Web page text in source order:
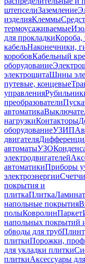
штепселиЗаземление
изделияКлеммы
термоусаживаемые
для прокладкиКороба,
кабельНаконечники,
коробовКабельный
оборудование
электрощитаШины
путевые, концевые
управления
преобразователи
автоматика
нагрузкиКонтакторы
оборудованиеУЗИП
двигателя
автоматыУЗО
электродвигателей
автоматикиПриборы
электроэнергии
покрытия и
плиткаПлиткаЛаминат
напольные покрытия
полыКовролинПаркет
напольных покрытий
обводы для труб
плиткиПорожки,
для укладки плитки
плиткиАксессуары